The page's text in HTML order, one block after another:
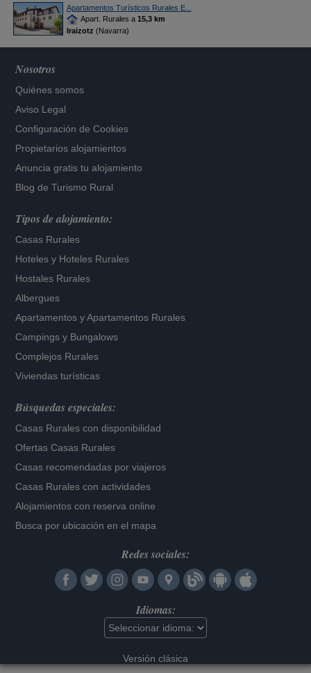
Apartamentos Turísticos Rurales E...
Apart. Rurales a 15,3 km
Iraizotz (Navarra)
Nosotros
Quiénes somos
Aviso Legal
Configuración de Cookies
Propietarios alojamientos
Anuncia gratis tu alojamiento
Blog de Turismo Rural
Tipos de alojamiento:
Casas Rurales
Hoteles y Hoteles Rurales
Hostales Rurales
Albergues
Apartamentos yApartamentos Rurales
Campings y Bungalows
Complejos Rurales
Viviendas turísticas
Búsquedas especiales:
Casas Rurales con disponibilidad
Ofertas Casas Rurales
Casas recomendadas por viajeros
Casas Rurales con actividades
Alojamientos con reserva online
Busca por ubicación en el mapa
Redes sociales:
Idiomas:
Versión clásica